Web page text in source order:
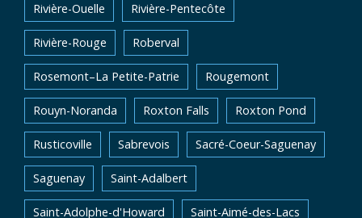
Rivière-Ouelle Rivière-Pentecôte
Rivière-Rouge Roberval
Rosemont–La Petite-Patrie Rougemont
Rouyn-Noranda Roxton Falls Roxton Pond
Rusticoville Sabrevois Sacré-Coeur-Saguenay
Saguenay Saint-Adalbert
Saint-Adolphe-d'Howard Saint-Aimé-des-Lacs